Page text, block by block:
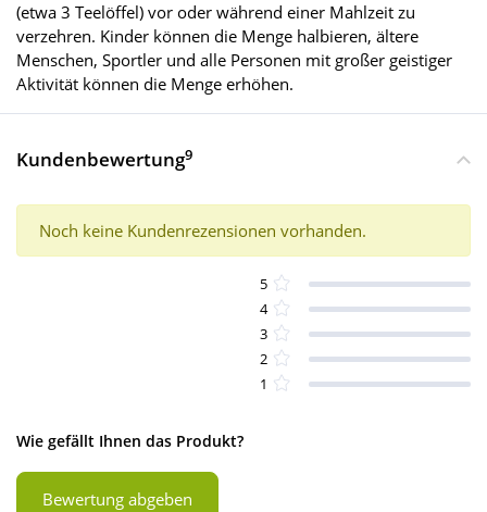
(etwa 3 Teelöffel) vor oder während einer Mahlzeit zu
verzehren. Kinder können die Menge halbieren, ältere
Menschen, Sportler und alle Personen mit großer geistiger
Aktivität können die Menge erhöhen.
Kundenbewertung9
Noch keine Kundenrezensionen vorhanden.
5
4
3
2
1
Wie gefällt Ihnen das Produkt?
Bewertung abgeben